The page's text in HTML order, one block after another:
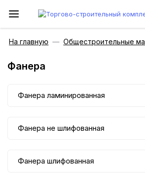
На главную Общестроительные
Фанера
Фанера ламинированная
Фанера не шлифованная
Фанера шлифованная